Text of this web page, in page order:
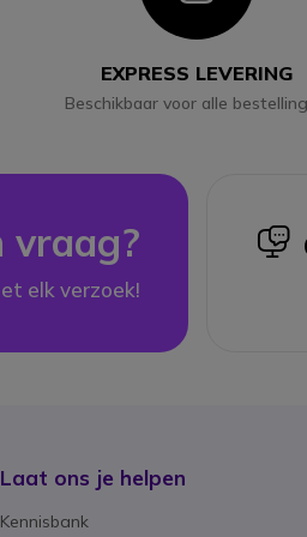
EXPRESS LEVERING
Beschikbaar voor alle
vraag?
elk verzoek!
Laat ons je helpen
Kennisbank